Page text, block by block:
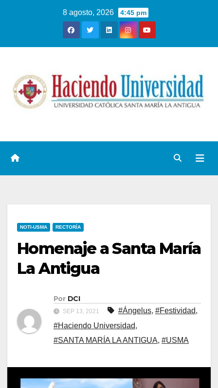
8 agosto, 2026 4:45 pm
NOTI-USMA RECTORÍA
Homenaje a Santa María
La Antigua
Por DCI
SEP 13, 2021 #Ángelus, #Festividad,
#Haciendo Universidad,
#SANTA MARÍA LA ANTIGUA, #USMA